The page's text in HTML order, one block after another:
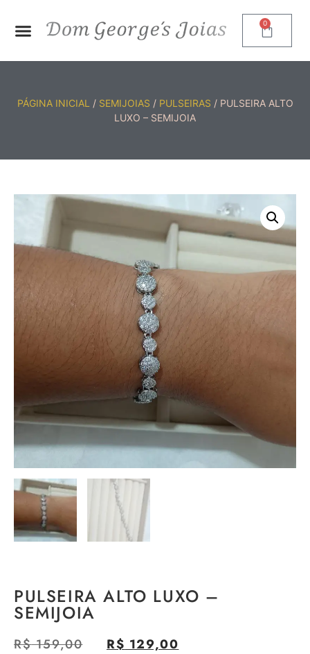
0
PÁGINA INICIAL / SEMIJOIAS / PULSEIRAS / PULSEIRA ALTO
LUXO – SEMIJOIA
PULSEIRA ALTO LUXO –
SEMIJOIA
R$159,00 R$ 129,00